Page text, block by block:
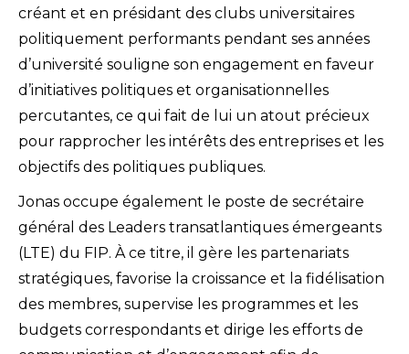
créant et en présidant des clubs universitaires
politiquement performants pendant ses années
d’université souligne son engagement en faveur
d’initiatives politiques et organisationnelles
percutantes, ce qui fait de lui un atout précieux
pour rapprocher les intérêts des entreprises et les
objectifs des politiques publiques.
Jonas occupe également le poste de secrétaire
général des Leaders transatlantiques émergeants
(LTE) du FIP. À ce titre, il gère les partenariats
stratégiques, favorise la croissance et la fidélisation
des membres, supervise les programmes et les
budgets correspondants et dirige les efforts de